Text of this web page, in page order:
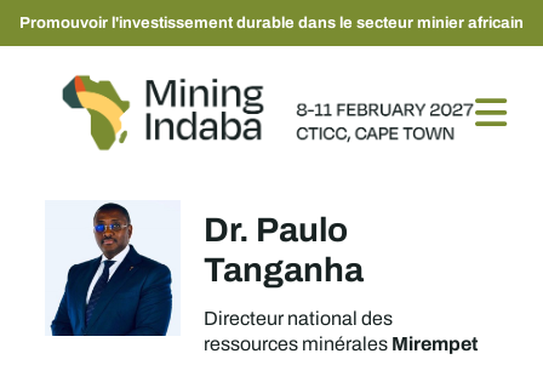
Promouvoir l'investissement durable dans le secteur minier africain
Dr. Paulo
Tanganha
Directeur national des
ressources minéralesMirempet